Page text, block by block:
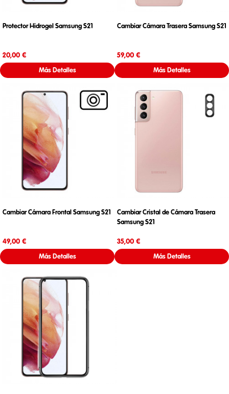
Protector Hidrogel Samsung S21
20,00 €
Más Detalles
Cambiar Cámara Trasera Samsung S21
59,00 €
Más Detalles
Cambiar Cámara Frontal Samsung S21
49,00 €
Más Detalles
Cambiar Cristal de Cámara Trasera
Samsung S21
35,00 €
Más Detalles